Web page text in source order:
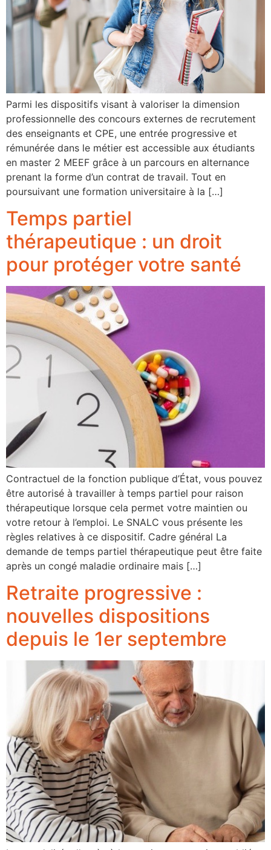
Parmi les dispositifs visant à valoriser la dimension
professionnelle des concours externes de recrutement
des enseignants et CPE, une entrée progressive et
rémunérée dans le métier est accessible aux étudiants
en master 2 MEEF grâce à un parcours en alternance
prenant la forme d’un contrat de travail. Tout en
poursuivant une formation universitaire à la […]
Temps partiel
thérapeutique : un droit
pour protéger votre santé
Contractuel de la fonction publique d’État, vous pouvez
être autorisé à travailler à temps partiel pour raison
thérapeutique lorsque cela permet votre maintien ou
votre retour à l’emploi. Le SNALC vous présente les
règles relatives à ce dispositif. Cadre général La
demande de temps partiel thérapeutique peut être faite
après un congé maladie ordinaire mais […]
Retraite progressive :
nouvelles dispositions
depuis le 1er septembre